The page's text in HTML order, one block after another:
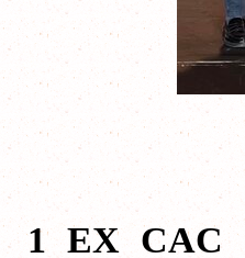
1 EX CAC